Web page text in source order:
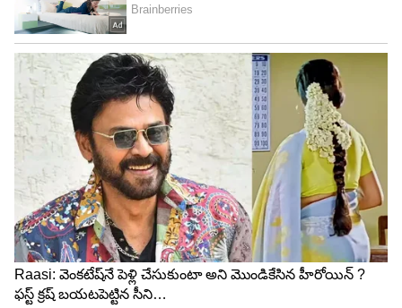
బక్కగా ఉన్నాలే.. ఇక నాకు వాకింగ్, జాగింగ్, వ్యాయామాలు
ఎందుకు అనుకునేవారు చాలా మందే ఉన్నారు. బరువు
ఎక్కువగా ఉన్నవారు మాత్రమే ఇవి చేయాలని చాలా మంది
అనుకుంటారు. కానీ ఇది మీ భ్రమే. ఎందుకంటే వ్యాయామం
ప్రతి ఒక్కరికీ అవసరమే. బక్కగా ఉన్నా సరే వ్యాయామం
రెగ్యులర్ గా చేయాలి. ఎందుకంటే ఇది మిమ్మల్ని ఫిట్ గా
చేస్తుంది. మీ కండరాలను పెంచుతుంది.